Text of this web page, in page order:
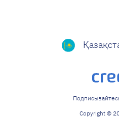
Copyright ©